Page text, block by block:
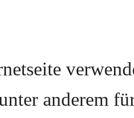
anderem